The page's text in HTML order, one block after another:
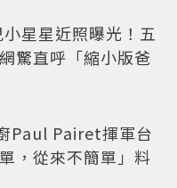
星星近照曝光！五
驚直呼「縮小版爸
Paul Pairet揮軍台
，從來不簡單」料